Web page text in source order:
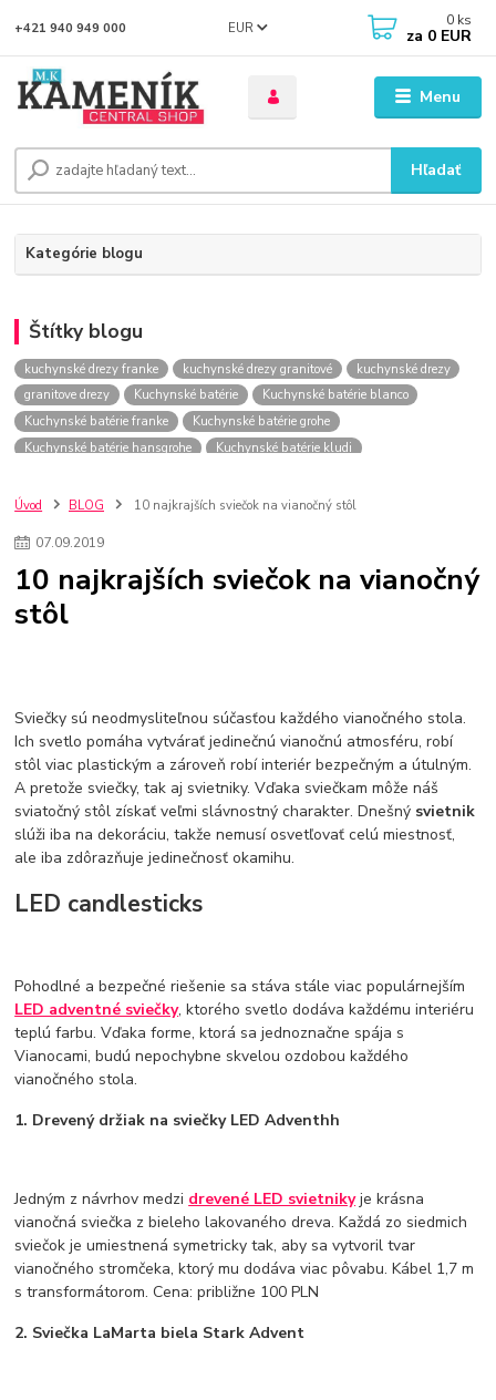
Menu
EUR
Hľadať
+421 940 949 000 0 ks
za 0 EUR
Kategórie blogu
Štítky blogu
kuchynské drezy franke kuchynské drezy granitové
kuchynské drezy
granitove drezy
Kuchynské batérie
Kuchynské batérie blanco
Kuchynské batérie franke
Kuchynské batérie grohe
Kuchynské batérie hansgrohe
Kuchynské batérie kludi
kuchynské batérie sagittarius
kuchynské batérie
vodovodné batérie
kuchynské drezy sety
kúpelňové batérie
vodovodné batérie do kúpelne kuchynske
drez
bidetové batérie
Zápustné umývadlá
sprchový záves
vodovodná batéria
čierna kúpelňová batéria
vaňa retro
voľne stojaca vaňa
retro kúpeľne
Nákup tovaru pre firmy bez DPH
Bez DPH
Ako znížiť náklady
Ako znížiť náklady na firmu
szco nakup bez dph
szco nakup bez dph nakupovanie na firmu bez dph
nákup bez dph v eu ň
Úvod BLOG 10 najkrajších sviečok na vianočný stôl
07.09.2019
10 najkrajších sviečok na vianočný
stôl
Sviečky sú neodmysliteľnou súčasťou každého vianočného stola.
Ich svetlo pomáha vytvárať jedinečnú vianočnú atmosféru, robí
stôl viac plastickým a zároveň robí interiér bezpečným a útulným.
A pretože sviečky, tak aj svietniky. Vďaka sviečkam môže náš
sviatočný stôl získať veľmi slávnostný charakter. Dnešný svietnik
slúži iba na dekoráciu, takže nemusí osvetľovať celú miestnosť,
ale iba zdôrazňuje jedinečnosť okamihu.
LED candlesticks
Pohodlné a bezpečné riešenie sa stáva stále viac populárnejším
LED adventné sviečky, ktorého svetlo dodáva každému interiéru
teplú farbu. Vďaka forme, ktorá sa jednoznačne spája s
Vianocami, budú nepochybne skvelou ozdobou každého
vianočného stola.
1. Drevený držiak na sviečky LED Adventhh
Jedným z návrhov medzi drevené LED svietnikyje krásna
vianočná sviečka z bieleho lakovaného dreva. Každá zo siedmich
sviečok je umiestnená symetricky tak, aby sa vytvoril tvar
vianočného stromčeka, ktorý mu dodáva viac pôvabu. Kábel 1,7 m
s transformátorom. Cena: približne 100 PLN
2. Sviečka LaMarta biela Stark Advent